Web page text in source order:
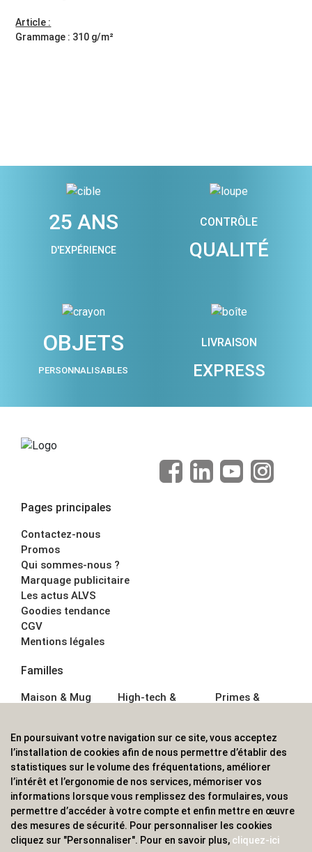
Article :
Grammage : 310 g/m²
25 ANS
D'EXPÉRIENCE
CONTRÔLE
QUALITÉ
OBJETS
PERSONNALISABLES
LIVRAISON
EXPRESS
Pages principales
Contactez-nous
Promos
Qui sommes-nous ?
Marquage publicitaire
Les actus ALVS
Goodies tendance
CGV
Mentions légales
Familles
Maison & Mug
Écriture
Bagagerie sacs
High-tech &
Sport &
Outdoor
Enfant
Primes &
Boisson
Textile &
Casquette
Accessoires de
bureau
ALVS, fournisseur d'objets publicitaires, pour les
professionnels. Une implantation nationale, une
En poursuivant votre navigation sur ce site, vous acceptez
l’installation de cookies afin de nous permettre d’établir des
statistiques sur le volume des fréquentations, améliorer
l’intérêt et l’ergonomie de nos services, mémoriser vos
informations lorsque vous remplissez des formulaires, vous
permettre d’accéder à votre compte et enfin mettre en œuvre
des mesures de sécurité. Pour personnaliser les cookies
cliquez sur "Personnaliser". Pour en savoir plus, cliquez-ici